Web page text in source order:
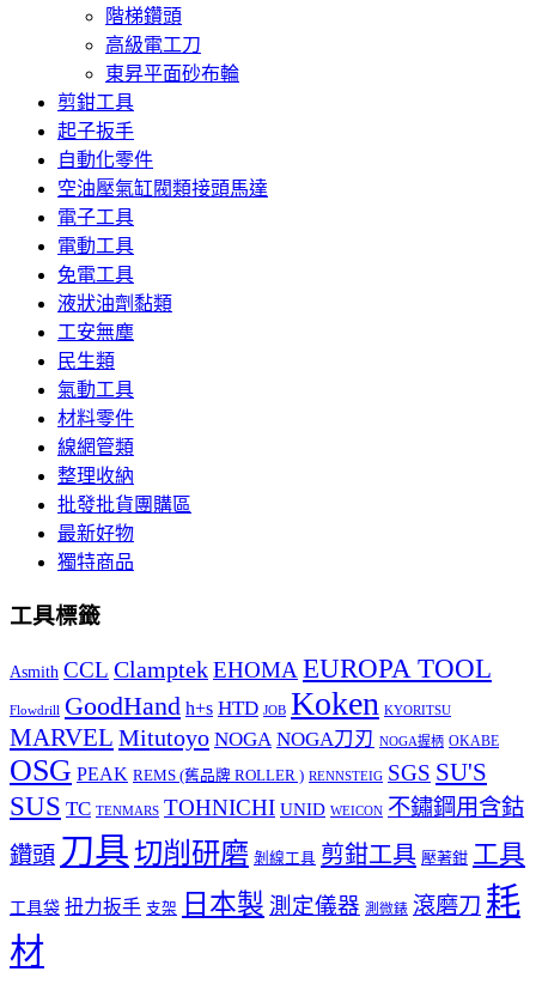
階梯鑽頭
高級電工刀
東昇平面砂布輪
剪鉗工具
起子扳手
自動化零件
空油壓氣缸閥類接頭馬達
電子工具
電動工具
免電工具
液狀油劑黏類
工安無塵
民生類
氣動工具
材料零件
線網管類
整理收納
批發批貨團購區
最新好物
獨特商品
工具標籤
Asmith CCL ClamptekEHOMA EUROPA TOOL
Flowdrill GoodHand h+s HTD JOB Koken KYORITSU
MARVEL Mitutoyo NOGA NOGA刀刃 NOGA握柄 OKABE
OSG PEAK REMS (舊品牌 ROLLER ) RENNSTEIG SGS SU'S
SUS TC TENMARS TOHNICHI UNID WEICON 不鏽鋼用含鈷
鑽頭 刀具切削研磨 剝線工具 剪鉗工具 壓著鉗 工具
工具袋 扭力扳手 支架 日本製 測定儀器 測微錶 滾磨刀 耗
材